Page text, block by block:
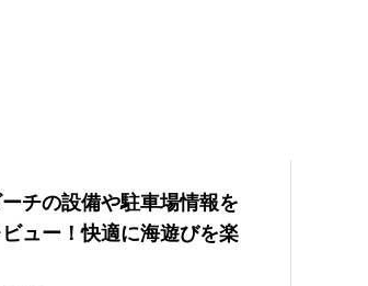
チの設備や駐車場情報を
ュー！快適に海遊びを楽